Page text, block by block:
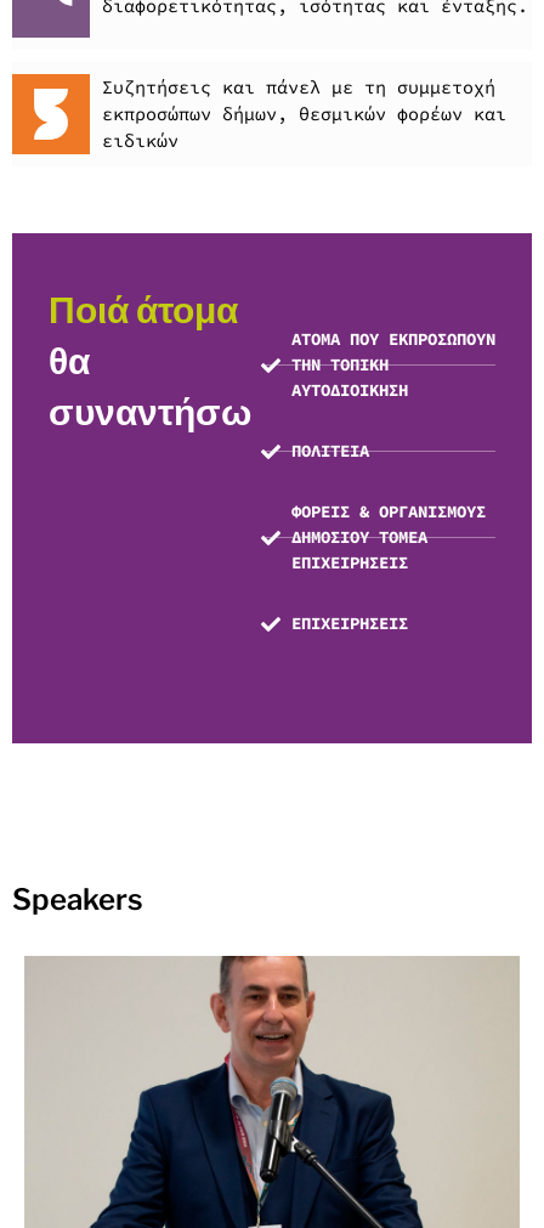
διαφορετικότητας, ισότητας και ένταξης.
Συζητήσεις και πάνελ με τη συμμετοχή
εκπροσώπων δήμων, θεσμικών φορέων και
ειδικών
Ποιά άτομα
θα
συναντήσω
ΑΤΟΜΑ ΠΟΥ ΕΚΠΡΟΣΩΠΟΥΝ
ΤΗΝ ΤΟΠΙΚΗ
ΑΥΤΟΔΙΟΙΚΗΣΗ
ΠΟΛΙΤΕΙΑ
ΦΟΡΕΙΣ & ΟΡΓΑΝΙΣΜΟΥΣ
ΔΗΜΟΣΙΟΥ ΤΟΜΕΑ
ΕΠΙΧΕΙΡΗΣΕΙΣ
ΕΠΙΧΕΙΡΗΣΕΙΣ
Speakers